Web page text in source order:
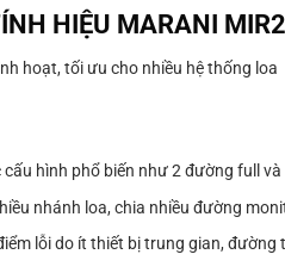
HIỆU MARANI
hoạt, tối ưu cho nhiều hệ thống loa
cấu hình phổ biến như 2 đường full
nhánh loa, chia nhiều đường
lỗi do ít thiết bị trung gian, đường